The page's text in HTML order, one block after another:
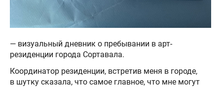
— визуальный дневник о пребывании в арт-
резиденции города Сортавала.
Координатор резиденции, встретив меня в городе,
в шутку сказала, что самое главное, что мне могут